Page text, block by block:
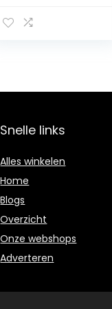
douche
l
Snelle links
Alles winkelen
Home
Blogs
Overzicht
Onze webshops
Adverteren